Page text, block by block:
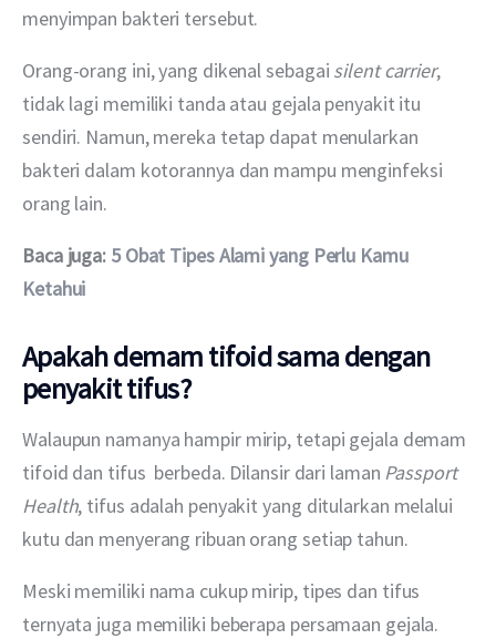
menyimpan bakteri tersebut.
Orang-orang ini, yang dikenal sebagai silent carrier,
tidak lagi memiliki tanda atau gejala penyakit itu
sendiri. Namun, mereka tetap dapat menularkan
bakteri dalam kotorannya dan mampu menginfeksi
orang lain.
Baca juga: 5 Obat Tipes Alami yang Perlu Kamu
Ketahui
Apakah demam tifoid sama dengan
penyakit tifus?
Walaupun namanya hampir mirip, tetapi gejala demam
tifoid dan tifus  berbeda. Dilansir dari laman Passport
Health, tifus adalah penyakit yang ditularkan melalui
kutu dan menyerang ribuan orang setiap tahun.
Meski memiliki nama cukup mirip, tipes dan tifus
ternyata juga memiliki beberapa persamaan gejala.